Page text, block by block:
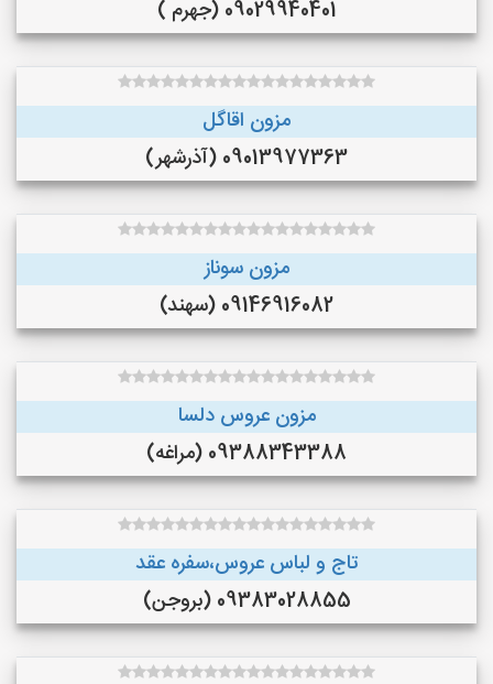
09029940401 (جهرم )
مزون اقاگل
09013977363 (آذرشهر)
مزون سوناز
09146916082 (سهند)
مزون عروس دلسا
09388343388 (مراغه)
تاج و لباس عروس،سفره عقد
09383028855 (بروجن)